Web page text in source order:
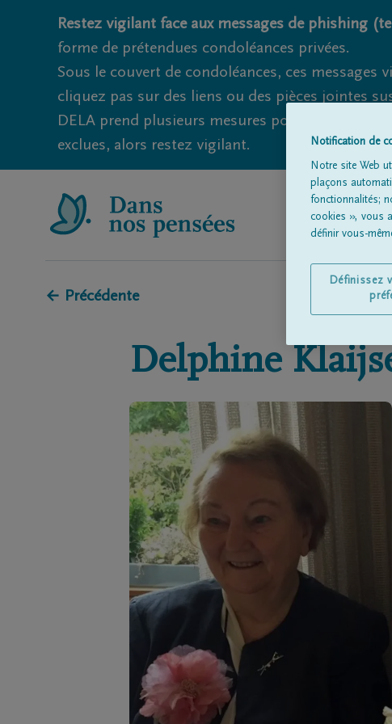
Restez vigilant face aux messages de phishing
forme de prétendues condoléances privées.
Sous le couvert de condoléances, ces
cliquez pas sur des liens ou des pièces jointes
DELA prend plusieurs mesures pour éviter cela.
exclues, alors restez vigilant.
← Précédente
Delphine
Notification de
Notre site Web
plaçons
fonctionnalités;
cookies », vous
définir vous-
Définissez